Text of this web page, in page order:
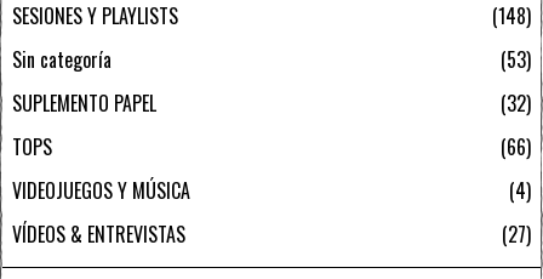
SESIONES Y PLAYLISTS
148
Sin categoría
53
SUPLEMENTO PAPEL
32
TOPS
66
VIDEOJUEGOS Y MÚSICA
4
VÍDEOS & ENTREVISTAS
27